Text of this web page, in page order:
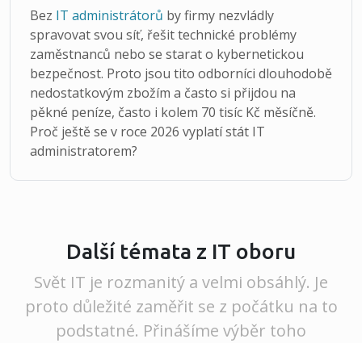
Bez IT administrátorů by firmy nezvládly
spravovat svou síť, řešit technické problémy
zaměstnanců nebo se starat o kybernetickou
bezpečnost. Proto jsou tito odborníci dlouhodobě
nedostatkovým zbožím a často si přijdou na
pěkné peníze, často i kolem 70 tisíc Kč měsíčně.
Proč ještě se v roce 2026 vyplatí stát IT
administratorem?
Další témata z IT oboru
Svět IT je rozmanitý a velmi obsáhlý. Je
proto důležité zaměřit se z počátku na to
podstatné. Přinášíme výběr toho